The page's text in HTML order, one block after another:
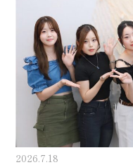
2026.7.18